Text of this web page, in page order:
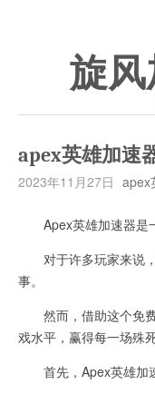
旋风
apex英雄加速
2023年11月27日 apex
Apex英雄加速器是一
对于许多玩家来说，
事。
然而，借助这个免费
戏水平，赢得每一场殊死
首先，Apex英雄加速